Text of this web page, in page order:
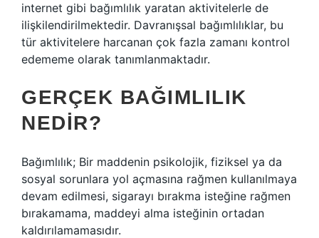
internet gibi bağımlılık yaratan aktivitelerle de
ilişkilendirilmektedir. Davranışsal bağımlılıklar, bu
tür aktivitelere harcanan çok fazla zamanı kontrol
edememe olarak tanımlanmaktadır.
GERÇEK BAĞIMLILIK
NEDIR?
Bağımlılık; Bir maddenin psikolojik, fiziksel ya da
sosyal sorunlara yol açmasına rağmen kullanılmaya
devam edilmesi, sigarayı bırakma isteğine rağmen
bırakamama, maddeyi alma isteğinin ortadan
kaldırılamamasıdır.